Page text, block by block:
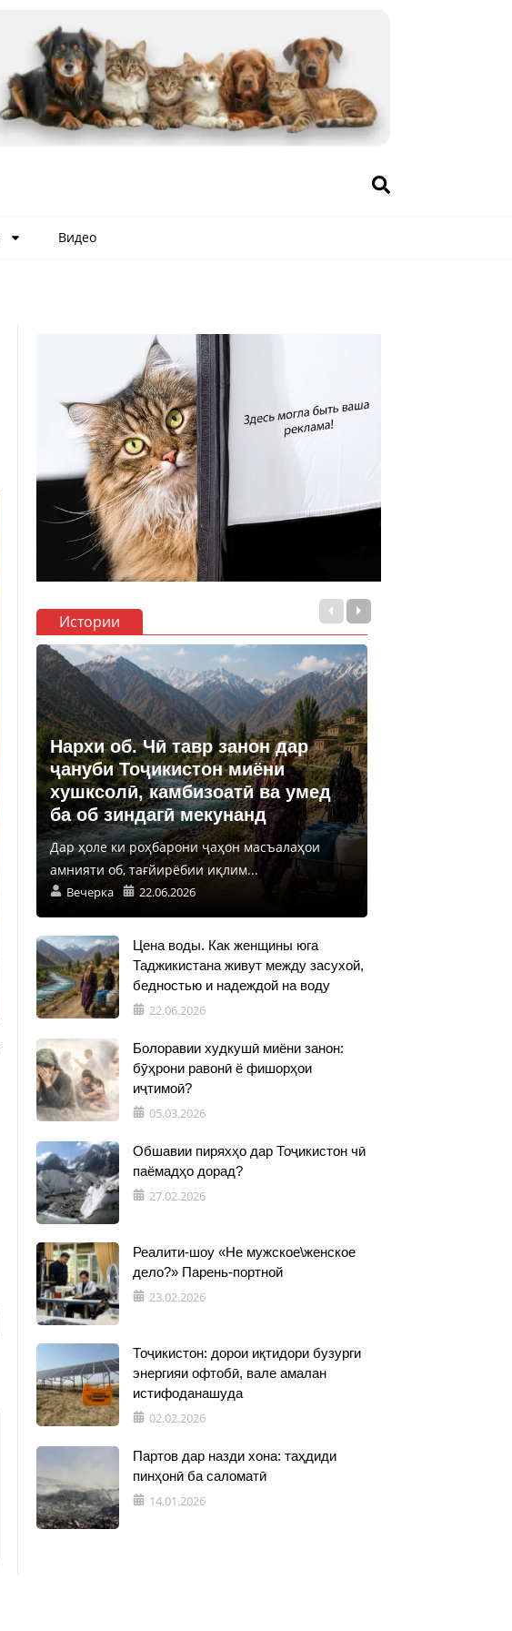
Видео
Истории
Нархи об. Чӣ тавр занон дар
ҷануби Тоҷикистон миёни
хушксолӣ, камбизоатӣ ва умед
ба об зиндагӣ мекунанд
Дар ҳоле ки роҳбарони ҷаҳон масъалаҳои
амнияти об, тағйирёбии иқлим...
Вечерка 22.06.2026
Цена воды. Как женщины юга
Таджикистана живут между засухой,
бедностью и надеждой на воду
22.06.2026
Болоравии худкушӣ миёни занон:
бӯҳрони равонӣ ё фишорҳои
иҷтимоӣ?
05.03.2026
Обшавии пиряхҳо дар Тоҷикистон чӣ
паёмадҳо дорад?
27.02.2026
Реалити-шоу «Не мужское\женское
дело?» Парень-портной
23.02.2026
Тоҷикистон: дорои иқтидори бузурги
энергияи офтобӣ, вале амалан
истифоданашуда
02.02.2026
Партов дар назди хона: таҳдиди
пинҳонӣ ба саломатӣ
14.01.2026